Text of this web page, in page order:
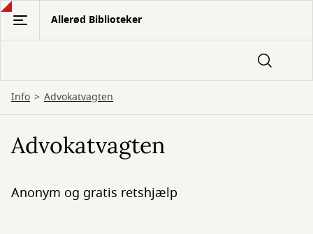
Gå
hovedindhold
Allerød Biblioteker
Info Advokatvagten
Advokatvagten
Anonym og gratis retshjælp